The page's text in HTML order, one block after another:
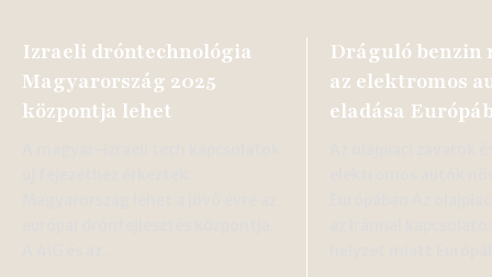
Izraeli dróntechnológia
Magyarország 2025
központja lehet
Dráguló benzin
az elektromos
eladása